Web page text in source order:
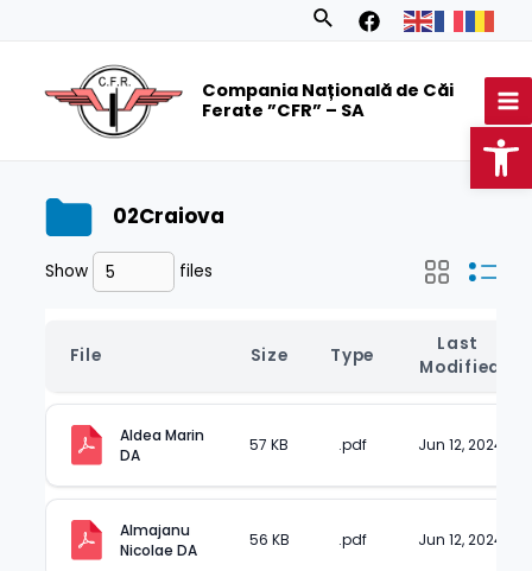
Search
Compania Națională de Căi
Ferate ”CFR” – SA
02Craiova
Show files
File Size Type
Last
Modified
Aldea Marin
DA
57 KB .pdf Jun 12, 2024
Almajanu
Nicolae DA
56 KB .pdf Jun 12, 2024